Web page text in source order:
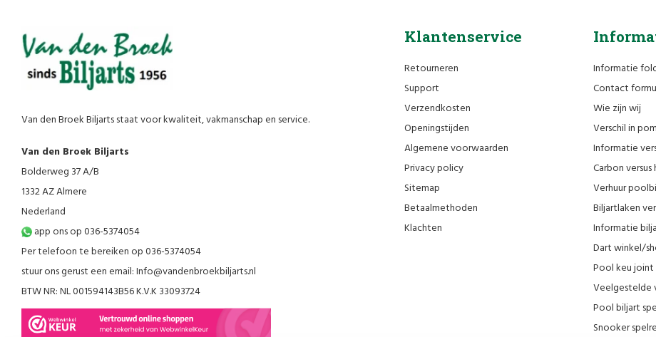
Van den Broek Biljarts staat voor kwaliteit, vakmanschap en service.
Van den Broek Biljarts
Bolderweg 37 A/B
1332 AZ Almere
Nederland
app ons op 036-5374054
Per telefoon te bereiken op 036-5374054
stuur ons gerust een email:Info@vandenbroekbiljarts.nl
BTW NR: NL 001594143B56 K.V.K 33093724
Klantenservice
Retourneren
Support
Verzendkosten
Openingstijden
Algemene voorwaarden
Privacy policy
Sitemap
Betaalmethoden
Klachten
Informatie
Contact
Wie zijn wij
Verschil in
Informatie
Carbon
Verhuur
Biljartlaken
Informatie
Dart winkel/
Pool keu
Veelgestelde
Pool biljart
Snooker